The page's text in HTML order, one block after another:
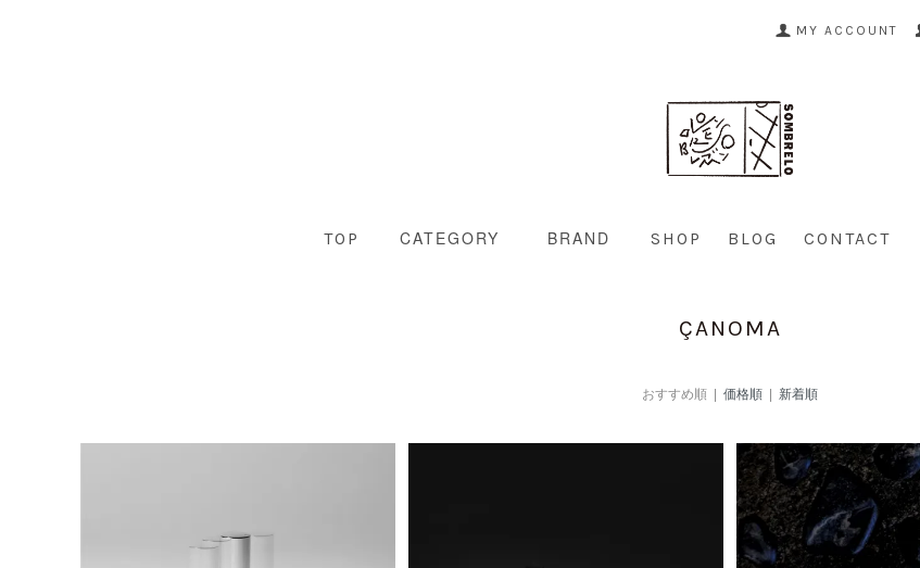
MY ACCOUNT
TOP CATEGORY BRAND SHOP BLOG CONTACT
ÇANOMA
おすすめ順 | 価格順 新着順